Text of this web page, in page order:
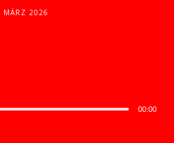
MÄRZ 2026
00:00